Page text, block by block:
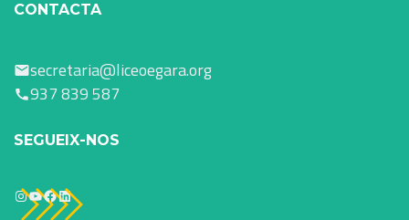
CONTACTA
secretaria@liceoegara.org
937 839 587
SEGUEIX-NOS